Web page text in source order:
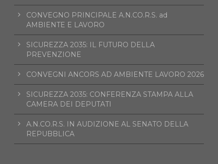
CONVEGNO PRINCIPALE A.N.CO.R.S. ad
AMBIENTE E LAVORO
SICUREZZA 2035: IL FUTURO DELLA
PREVENZIONE
CONVEGNI ANCORS AD AMBIENTE LAVORO 2026
SICUREZZA 2035: CONFERENZA STAMPA ALLA
CAMERA DEI DEPUTATI
A.N.CO.R.S. IN AUDIZIONE AL SENATO DELLA
REPUBBLICA